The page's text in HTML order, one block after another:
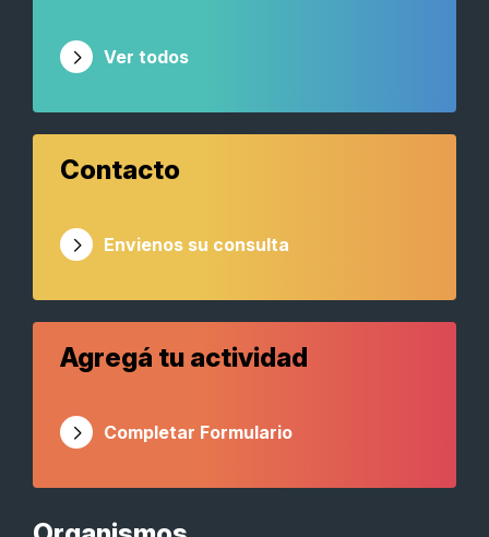
Ver todos
Contacto
Envienos su consulta
Agregá tu actividad
Completar Formulario